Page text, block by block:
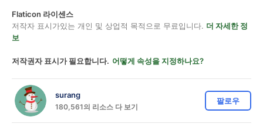
Flaticon 라이센스
저작자 표시가있는 개인 및 상업적 목적으로 무료입니다. 더 자세한 정
보
저작권자 표시가 필요합니다. 어떻게 속성을 지정하나요?
surang
180,561의 리소스 다 보기
팔로우